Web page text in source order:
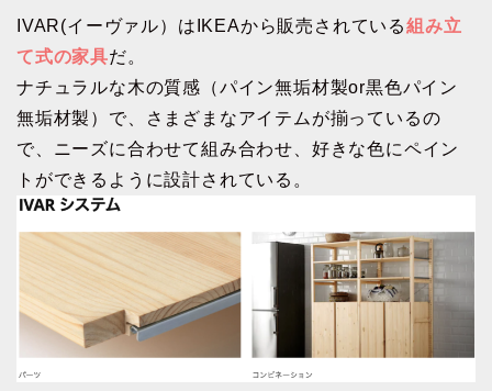
IVAR(イーヴァル）はIKEAから販売されている組み立
て式の家具だ。
ナチュラルな木の質感（パイン無垢材製or黒色パイン
無垢材製）で、さまざまなアイテムが揃っているの
で、ニーズに合わせて組み合わせ、好きな色にペイン
トができるように設計されている。